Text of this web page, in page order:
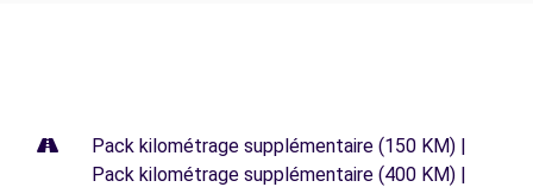
Pack kilométrage supplémentaire (150 KM) |
Pack kilométrage supplémentaire (400 KM) |